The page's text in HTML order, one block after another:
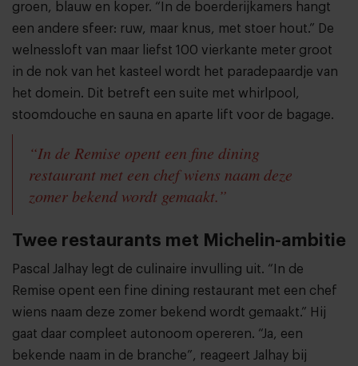
groen, blauw en koper. “In de boerderijkamers hangt
een andere sfeer: ruw, maar knus, met stoer hout.” De
welnessloft van maar liefst 100 vierkante meter groot
in de nok van het kasteel wordt het paradepaardje van
het domein. Dit betreft een suite met whirlpool,
stoomdouche en sauna en aparte lift voor de bagage.
“In de Remise opent een fine dining
restaurant met een chef wiens naam deze
zomer bekend wordt gemaakt.”
Twee restaurants met Michelin-ambitie
Pascal Jalhay legt de culinaire invulling uit. “In de
Remise opent een fine dining restaurant met een chef
wiens naam deze zomer bekend wordt gemaakt.” Hij
gaat daar compleet autonoom opereren. “Ja, een
bekende naam in de branche”, reageert Jalhay bij